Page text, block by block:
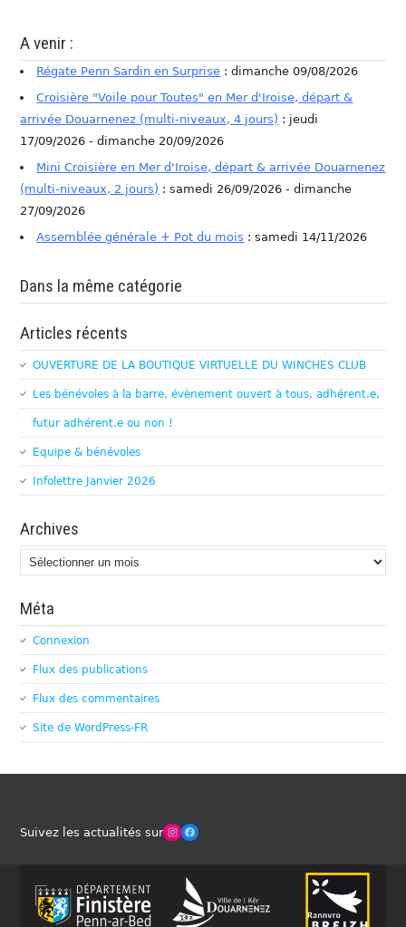
A venir :
Régate Penn Sardin en Surprise : dimanche 09/08/2026
Croisière "Voile pour Toutes" en Mer d'Iroise, départ &
arrivée Douarnenez (multi-niveaux, 4 jours) : jeudi
17/09/2026 - dimanche 20/09/2026
Mini Croisière en Mer d'Iroise, départ & arrivée Douarnenez
(multi-niveaux, 2 jours) : samedi 26/09/2026 - dimanche
27/09/2026
Assemblée générale + Pot du mois : samedi 14/11/2026
Dans la même catégorie
Articles récents
OUVERTURE DE LA BOUTIQUE VIRTUELLE DU WINCHES CLUB
Les bénévoles à la barre, évènement ouvert à tous, adhérent.e,
futur adhérent.e ou non !
Equipe & bénévoles
Infolettre Janvier 2026
Archives
Archives
Méta
Connexion
Flux des publications
Flux des commentaires
Site de WordPress-FR
Suivez les actualités surWinches Club OfficielFacebook